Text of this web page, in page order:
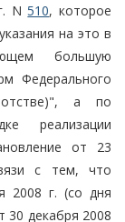
N510, которое
на это в
большую
Федерального
а по
реализации
от 23
с тем, что
2008 г. (со дня
30 декабря 2008